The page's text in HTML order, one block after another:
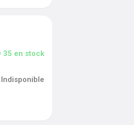
35 en stock
Indisponible